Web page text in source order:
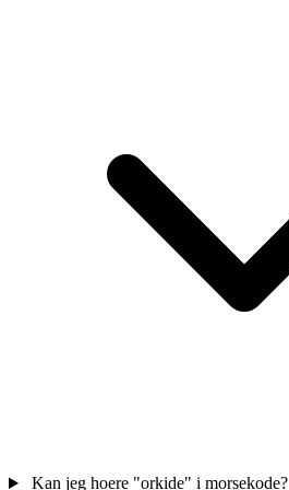
Kan jeg hoere "orkide" i morsekode?